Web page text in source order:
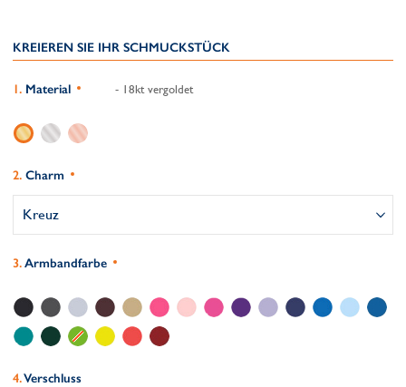
KREIEREN SIE IHR SCHMUCKSTÜCK
Material - 18kt vergoldet
Charm
Armbandfarbe
Verschluss